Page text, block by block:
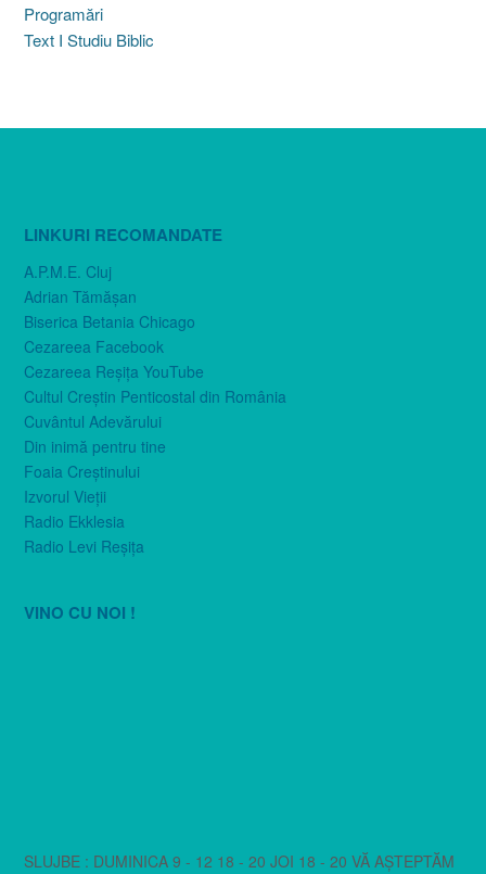
Programări
Text I Studiu Biblic
LINKURI RECOMANDATE
A.P.M.E. Cluj
Adrian Tămăşan
Biserica Betania Chicago
Cezareea Facebook
Cezareea Reşiţa YouTube
Cultul Creştin Penticostal din România
Cuvântul Adevărului
Din inimă pentru tine
Foaia Creştinului
Izvorul Vieţii
Radio Ekklesia
Radio Levi Reşiţa
VINO CU NOI !
SLUJBE : DUMINICA 9 - 12 18 - 20 JOI 18 - 20 VĂ AȘTEPTĂM